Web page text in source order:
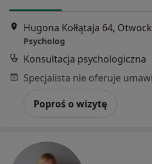
Hugona Kołłątaja 64, Otwock
Psycholog
Konsultacja psychologiczna
Poproś o wizytę